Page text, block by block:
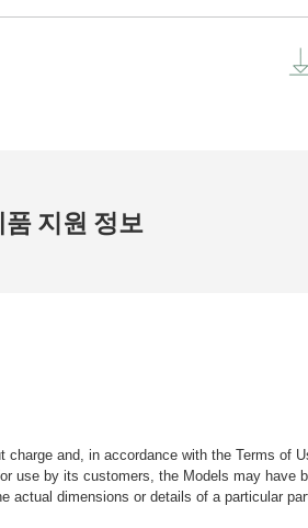
품 지원 정보
and, in accordance with the Terms of
use by its customers, the Models may have
dimensions or details of a particular